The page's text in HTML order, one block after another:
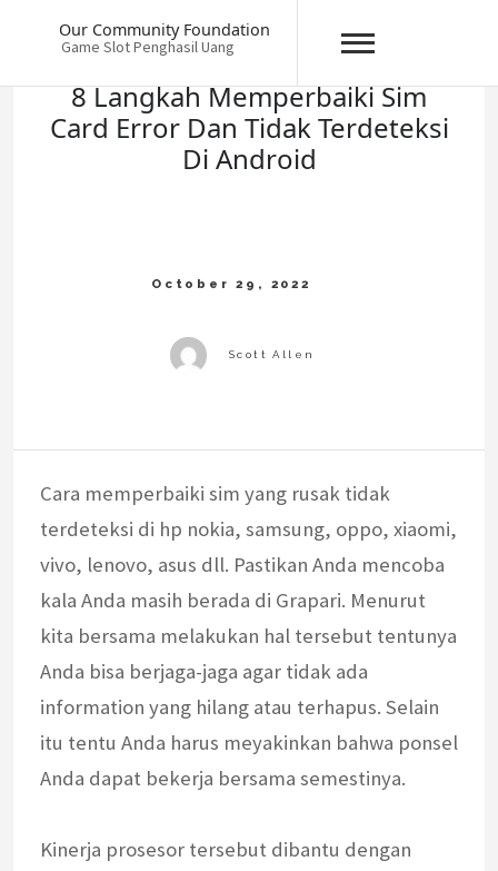
Our Community Foundation
Game Slot Penghasil Uang
8 Langkah Memperbaiki Sim
Card Error Dan Tidak Terdeteksi
Di Android
Cara memperbaiki sim yang rusak tidak
terdeteksi di hp nokia, samsung, oppo, xiaomi,
vivo, lenovo, asus dll. Pastikan Anda mencoba
kala Anda masih berada di Grapari. Menurut
kita bersama melakukan hal tersebut tentunya
Anda bisa berjaga-jaga agar tidak ada
information yang hilang atau terhapus. Selain
itu tentu Anda harus meyakinkan bahwa ponsel
Anda dapat bekerja bersama semestinya.
Kinerja prosesor tersebut dibantu dengan